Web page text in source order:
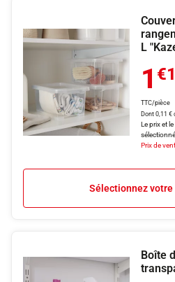
L
1
TTC/pièce
Dont 0,11 €
Le prix et
sélectionné
Prix de
Sélectionnez votre
Boîte